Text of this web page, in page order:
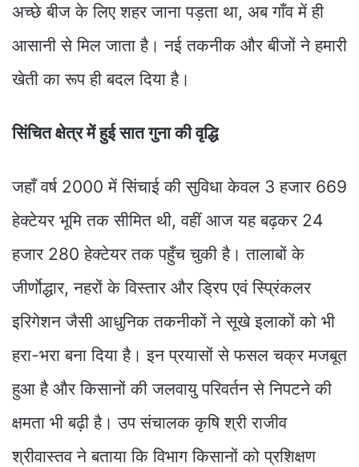
अच्छे बीज के लिए शहर जाना पड़ता था, अब गाँव में ही
आसानी से मिल जाता है। नई तकनीक और बीजों ने हमारी
खेती का रूप ही बदल दिया है।
सिंचित क्षेत्र में हुई सात गुना की वृद्धि
जहाँ वर्ष 2000 में सिंचाई की सुविधा केवल 3 हजार 669
हेक्टेयर भूमि तक सीमित थी, वहीं आज यह बढ़कर 24
हजार 280 हेक्टेयर तक पहुँच चुकी है। तालाबों के
जीर्णाेद्धार, नहरों के विस्तार और ड्रिप एवं स्प्रिंकलर
इरिगेशन जैसी आधुनिक तकनीकों ने सूखे इलाकों को भी
हरा-भरा बना दिया है। इन प्रयासों से फसल चक्र मजबूत
हुआ है और किसानों की जलवायु परिवर्तन से निपटने की
क्षमता भी बढ़ी है। उप संचालक कृषि श्री राजीव
श्रीवास्तव ने बताया कि विभाग किसानों को प्रशिक्षण